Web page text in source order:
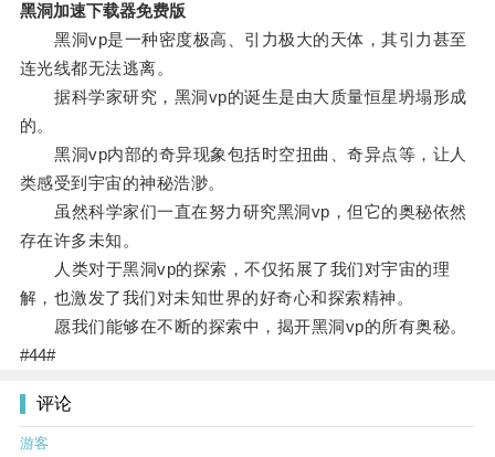
黑洞加速下载器免费版
黑洞vp是一种密度极高、引力极大的天体，其引力甚至
连光线都无法逃离。
据科学家研究，黑洞vp的诞生是由大质量恒星坍塌形成
的。
黑洞vp内部的奇异现象包括时空扭曲、奇异点等，让人
类感受到宇宙的神秘浩渺。
虽然科学家们一直在努力研究黑洞vp，但它的奥秘依然
存在许多未知。
人类对于黑洞vp的探索，不仅拓展了我们对宇宙的理
解，也激发了我们对未知世界的好奇心和探索精神。
愿我们能够在不断的探索中，揭开黑洞vp的所有奥秘。
#44#
评论
游客